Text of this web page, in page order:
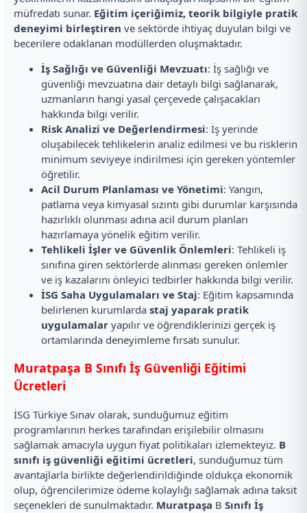
müfredatı sunar. Eğitim içeriğimiz, teorik bilgiyle pratik
deneyimi birleştiren ve sektörde ihtiyaç duyulan bilgi ve
becerilere odaklanan modüllerden oluşmaktadır.
İş Sağlığı ve Güvenliği Mevzuatı: İş sağlığı ve
güvenliği mevzuatına dair detaylı bilgi sağlanarak,
uzmanların hangi yasal çerçevede çalışacakları
hakkında bilgi verilir.
Risk Analizi ve Değerlendirmesi: İş yerinde
oluşabilecek tehlikelerin analiz edilmesi ve bu risklerin
minimum seviyeye indirilmesi için gereken yöntemler
öğretilir.
Acil Durum Planlaması ve Yönetimi: Yangın,
patlama veya kimyasal sızıntı gibi durumlar karşısında
hazırlıklı olunması adına acil durum planları
hazırlamaya yönelik eğitim verilir.
Tehlikeli İşler ve Güvenlik Önlemleri: Tehlikeli iş
sınıfına giren sektörlerde alınması gereken önlemler
ve iş kazalarını önleyici tedbirler hakkında bilgi verilir.
İSG Saha Uygulamaları ve Staj: Eğitim kapsamında
belirlenen kurumlarda staj yaparak pratik
uygulamalar yapılır ve öğrendiklerinizi gerçek iş
ortamlarında deneyimleme fırsatı sunulur.
Muratpaşa B Sınıfı İş Güvenliği Eğitimi
Ücretleri
İSG Türkiye Sınav olarak, sunduğumuz eğitim
programlarının herkes tarafından erişilebilir olmasını
sağlamak amacıyla uygun fiyat politikaları izlemekteyiz. B
sınıfı iş güvenliği eğitimi ücretleri, sunduğumuz tüm
avantajlarla birlikte değerlendirildiğinde oldukça ekonomik
olup, öğrencilerimize ödeme kolaylığı sağlamak adına taksit
seçenekleri de sunulmaktadır. Muratpaşa B Sınıfı İş